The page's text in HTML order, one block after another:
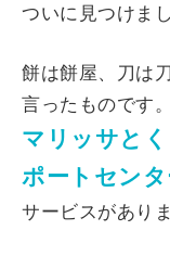
ついに見つけま
餅は餅屋、刀は
言ったものです。
マリッサと
ポートセンタ
サービスがあり